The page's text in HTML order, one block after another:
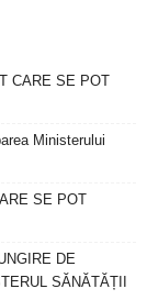
CARE SE POT
Ministerului
SE POT
DE
SĂNĂTĂȚII